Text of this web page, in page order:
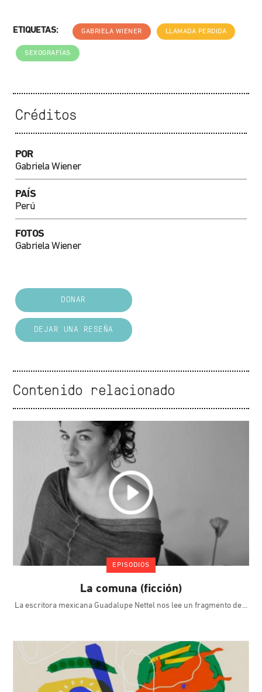
ETIQUETAS: GABRIELA WIENER LLAMADA PERDIDA
SEXOGRAFÍAS
Créditos
POR
Gabriela Wiener
PAÍS
Perú
FOTOS
Gabriela Wiener
DONAR
DEJAR UNA RESEÑA
Contenido relacionado
EPISODIOS
La comuna (ficción)
La escritora mexicana Guadalupe Nettel nos lee un fragmento de